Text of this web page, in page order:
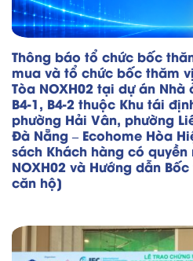
Thông báo tổ chức bốc
mua và tổ chức bốc thăm
Tòa NOXH02 tại dự án
B4-1, B4-2 thuộc Khu tái
phường Hải Vân, phường
Đà Nẵng – Ecohome Hòa
sách Khách hàng có quyền
NOXH02 và Hướng dẫn
căn hộ]